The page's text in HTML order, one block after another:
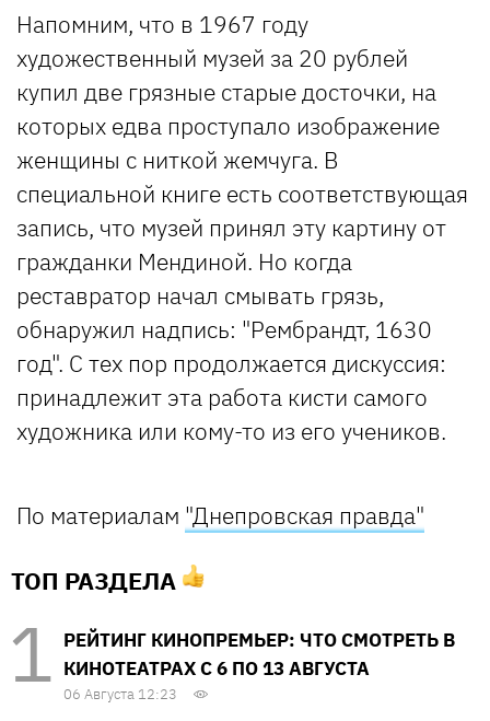
Напомним, что в 1967 году
художественный музей за 20 рублей
купил две грязные старые досточки, на
которых едва проступало изображение
женщины с ниткой жемчуга. В
специальной книге есть соответствующая
запись, что музей принял эту картину от
гражданки Мендиной. Но когда
реставратор начал смывать грязь,
обнаружил надпись: "Рембрандт, 1630
год". С тех пор продолжается дискуссия:
принадлежит эта работа кисти самого
художника или кому-то из его учеников.
По материалам "Днепровская правда"
ТОП РАЗДЕЛА
РЕЙТИНГ КИНОПРЕМЬЕР: ЧТО СМОТРЕТЬ В
КИНОТЕАТРАХ С 6 ПО 13 АВГУСТА
06 Августа 12:23